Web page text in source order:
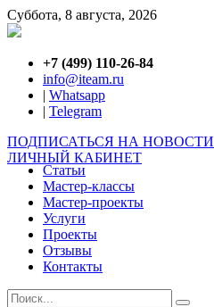
Суббота, 8 августа, 2026
+7 (499) 110-26-84
info@iteam.ru
| Whatsapp
| Telegram
ПОДПИСАТЬСЯ НА НОВОСТИ
ЛИЧНЫЙ КАБИНЕТ
Статьи
Мастер-классы
Мастер-проекты
Услуги
Проекты
Отзывы
Контакты